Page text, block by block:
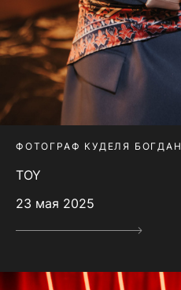
ФОТОГРАФ КУДЕЛЯ БОГДАН
TOY
23 мая 2025